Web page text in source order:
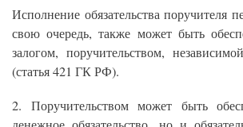
Исполнение обязательства поручителя
свою очередь, также может быть
залогом, поручительством,
(статья 421 ГК РФ).
2. Поручительством может быть